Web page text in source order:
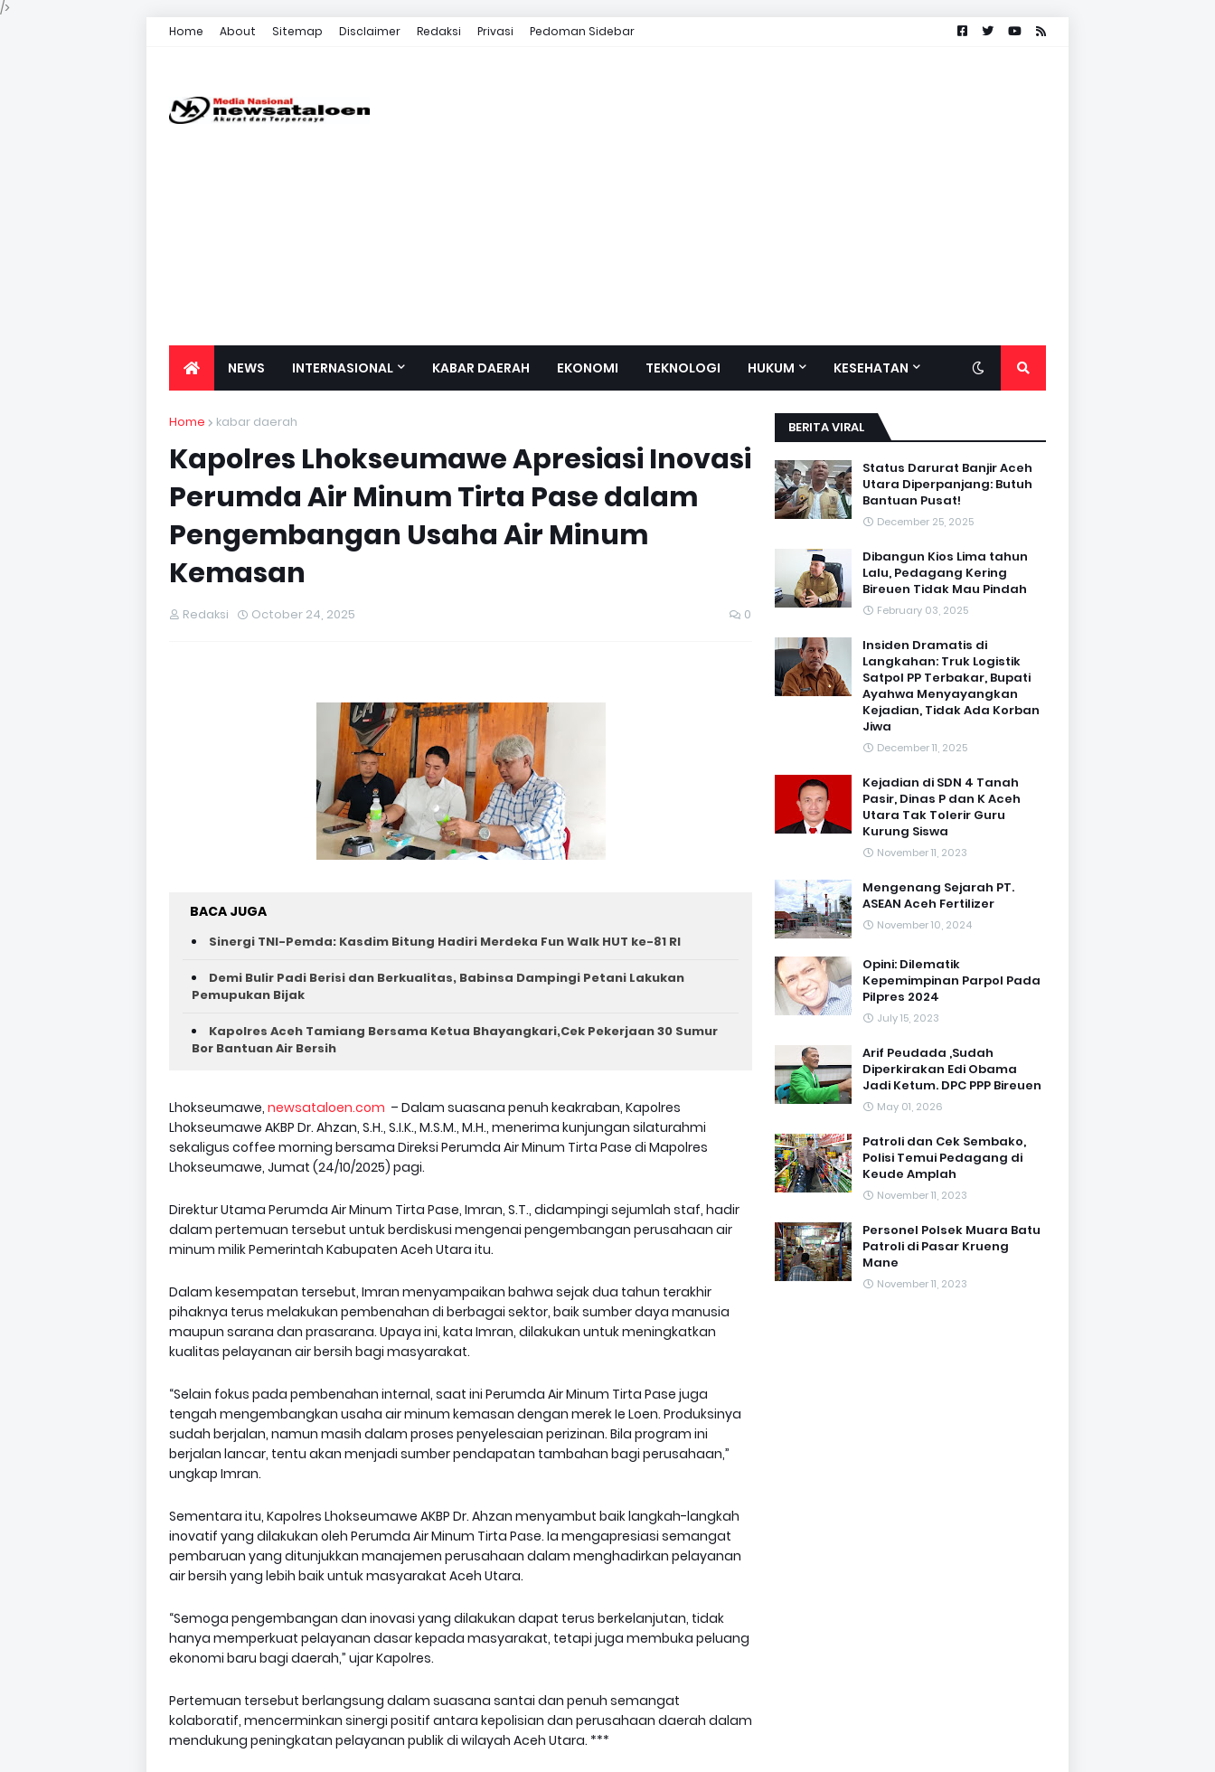
/>
Home About Sitemap Disclaimer Redaksi Privasi Pedoman Sidebar
NEWS INTERNASIONAL KABAR DAERAH EKONOMI TEKNOLOGI HUKUM KESEHATAN
Home kabar daerah
Kapolres Lhokseumawe Apresiasi Inovasi
Perumda Air Minum Tirta Pase dalam
Pengembangan Usaha Air Minum
Kemasan
Redaksi October 24, 2025 0
BACA JUGA
Sinergi TNI-Pemda: Kasdim Bitung Hadiri Merdeka Fun Walk HUT ke-81 RI
Demi Bulir Padi Berisi dan Berkualitas, Babinsa Dampingi Petani Lakukan
Pemupukan Bijak
Kapolres Aceh Tamiang Bersama Ketua Bhayangkari,Cek Pekerjaan 30 Sumur
Bor Bantuan Air Bersih
Lhokseumawe, newsataloen.com – Dalam suasana penuh keakraban, Kapolres
Lhokseumawe AKBP Dr. Ahzan, S.H., S.I.K., M.S.M., M.H., menerima kunjungan silaturahmi
sekaligus coffee morning bersama Direksi Perumda Air Minum Tirta Pase di Mapolres
Lhokseumawe, Jumat (24/10/2025) pagi.
Direktur Utama Perumda Air Minum Tirta Pase, Imran, S.T., didampingi sejumlah staf, hadir
dalam pertemuan tersebut untuk berdiskusi mengenai pengembangan perusahaan air
minum milik Pemerintah Kabupaten Aceh Utara itu.
Dalam kesempatan tersebut, Imran menyampaikan bahwa sejak dua tahun terakhir
pihaknya terus melakukan pembenahan di berbagai sektor, baik sumber daya manusia
maupun sarana dan prasarana. Upaya ini, kata Imran, dilakukan untuk meningkatkan
kualitas pelayanan air bersih bagi masyarakat.
“Selain fokus pada pembenahan internal, saat ini Perumda Air Minum Tirta Pase juga
tengah mengembangkan usaha air minum kemasan dengan merek Ie Loen. Produksinya
sudah berjalan, namun masih dalam proses penyelesaian perizinan. Bila program ini
berjalan lancar, tentu akan menjadi sumber pendapatan tambahan bagi perusahaan,”
ungkap Imran.
Sementara itu, Kapolres Lhokseumawe AKBP Dr. Ahzan menyambut baik langkah-langkah
inovatif yang dilakukan oleh Perumda Air Minum Tirta Pase. Ia mengapresiasi semangat
pembaruan yang ditunjukkan manajemen perusahaan dalam menghadirkan pelayanan
air bersih yang lebih baik untuk masyarakat Aceh Utara.
“Semoga pengembangan dan inovasi yang dilakukan dapat terus berkelanjutan, tidak
hanya memperkuat pelayanan dasar kepada masyarakat, tetapi juga membuka peluang
ekonomi baru bagi daerah,” ujar Kapolres.
Pertemuan tersebut berlangsung dalam suasana santai dan penuh semangat
kolaboratif, mencerminkan sinergi positif antara kepolisian dan perusahaan daerah dalam
mendukung peningkatan pelayanan publik di wilayah Aceh Utara. ***
BERITA VIRAL
Status Darurat Banjir Aceh
Utara Diperpanjang: Butuh
Bantuan Pusat!
December 25, 2025
Dibangun Kios Lima tahun
Lalu, Pedagang Kering
Bireuen Tidak Mau Pindah
February 03, 2025
Insiden Dramatis di
Langkahan: Truk Logistik
Satpol PP Terbakar, Bupati
Ayahwa Menyayangkan
Kejadian, Tidak Ada Korban
Jiwa
December 11, 2025
Kejadian di SDN 4 Tanah
Pasir, Dinas P dan K Aceh
Utara Tak Tolerir Guru
Kurung Siswa
November 11, 2023
Mengenang Sejarah PT.
ASEAN Aceh Fertilizer
November 10, 2024
Opini: Dilematik
Kepemimpinan Parpol Pada
Pilpres 2024
July 15, 2023
Arif Peudada ,Sudah
Diperkirakan Edi Obama
Jadi Ketum. DPC PPP Bireuen
May 01, 2026
Patroli dan Cek Sembako,
Polisi Temui Pedagang di
Keude Amplah
November 11, 2023
Personel Polsek Muara Batu
Patroli di Pasar Krueng
Mane
November 11, 2023